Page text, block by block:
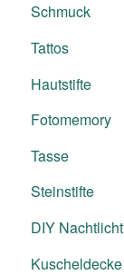
Schmuck
Tattos
Hautstifte
Fotomemory
Tasse
Steinstifte
DIY Nachtlicht
Kuscheldecke